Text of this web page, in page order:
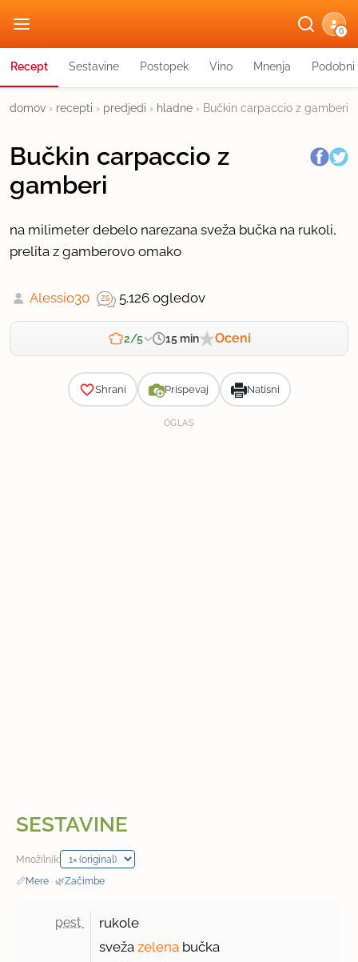
G
Recept Sestavine Postopek Vino Mnenja
domov › recepti › predjedi › hladne › Bučkin carpaccio z gamberi
Bučkin carpaccio z
gamberi
na milimeter debelo narezana sveža bučka na rukoli,
prelita z gamberovo omako
Alessio30 5.126 ogledov
2/5 15 min Oceni
Shrani Prispevaj Natisni
OGLAS
SESTAVINE
Množilnik:
📏Mere · 🌿Začimbe
pest
rukole
svežazelena bučka